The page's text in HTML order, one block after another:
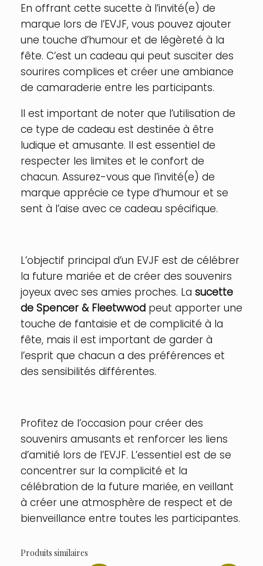
En offrant cette sucette à l’invité(e) de
marque lors de l’EVJF, vous pouvez ajouter
une touche d’humour et de légèreté à la
fête. C’est un cadeau qui peut susciter des
sourires complices et créer une ambiance
de camaraderie entre les participants.
Il est important de noter que l’utilisation de
ce type de cadeau est destinée à être
ludique et amusante. Il est essentiel de
respecter les limites et le confort de
chacun. Assurez-vous que l’invité(e) de
marque apprécie ce type d’humour et se
sent à l’aise avec ce cadeau spécifique.
L’objectif principal d’un EVJF est de célébrer
la future mariée et de créer des souvenirs
joyeux avec ses amies proches. La sucette
de Spencer & Fleetwwod peut apporter une
touche de fantaisie et de complicité à la
fête, mais il est important de garder à
l’esprit que chacun a des préférences et
des sensibilités différentes.
Profitez de l’occasion pour créer des
souvenirs amusants et renforcer les liens
d’amitié lors de l’EVJF. L’essentiel est de se
concentrer sur la complicité et la
célébration de la future mariée, en veillant
à créer une atmosphère de respect et de
bienveillance entre toutes les participantes.
Produits similaires